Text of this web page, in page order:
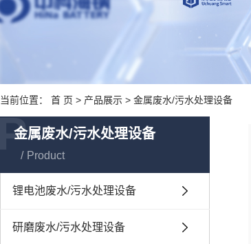
当前位置： 首 页 > 产品展示 > 金属废水/污水处理设备
金属废水/污水处理设备
Product
锂电池废水/污水处理设备
研磨废水/污水处理设备